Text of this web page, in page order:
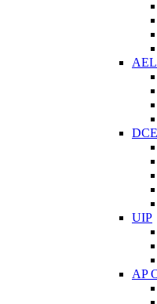
DCE
UIP
AP